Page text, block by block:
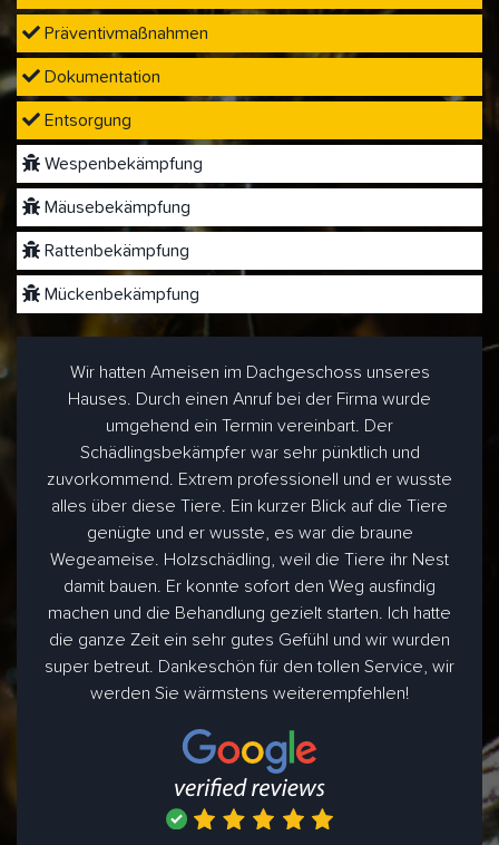
Präventivmaßnahmen
Dokumentation
Entsorgung
Wespenbekämpfung
Mäusebekämpfung
Rattenbekämpfung
Mückenbekämpfung
Wir hatten Ameisen im Dachgeschoss unseres
Hauses. Durch einen Anruf bei der Firma wurde
umgehend ein Termin vereinbart. Der
Schädlingsbekämpfer war sehr pünktlich und
zuvorkommend. Extrem professionell und er wusste
alles über diese Tiere. Ein kurzer Blick auf die Tiere
genügte und er wusste, es war die braune
Wegeameise. Holzschädling, weil die Tiere ihr Nest
damit bauen. Er konnte sofort den Weg ausfindig
machen und die Behandlung gezielt starten. Ich hatte
die ganze Zeit ein sehr gutes Gefühl und wir wurden
super betreut. Dankeschön für den tollen Service, wir
werden Sie wärmstens weiterempfehlen!